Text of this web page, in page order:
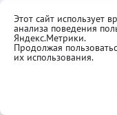
Контакты
Как купить
Реквизиты
Этот сайт использует
анализа поведения
Яндекс.Метрики.
Продолжая
их использования.